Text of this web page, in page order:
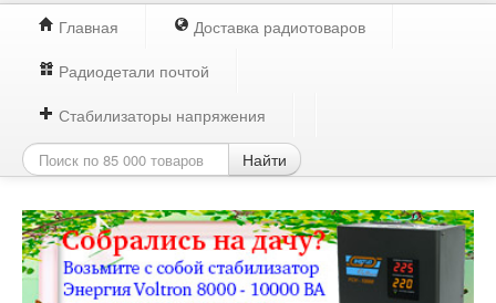
Главная
Доставка радиотоваров
Радиодетали почтой
Стабилизаторы напряжения
Найти